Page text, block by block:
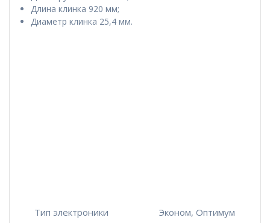
Длина клинка 920 мм;
Диаметр клинка 25,4 мм.
Тип электроники Эконом, Оптимум